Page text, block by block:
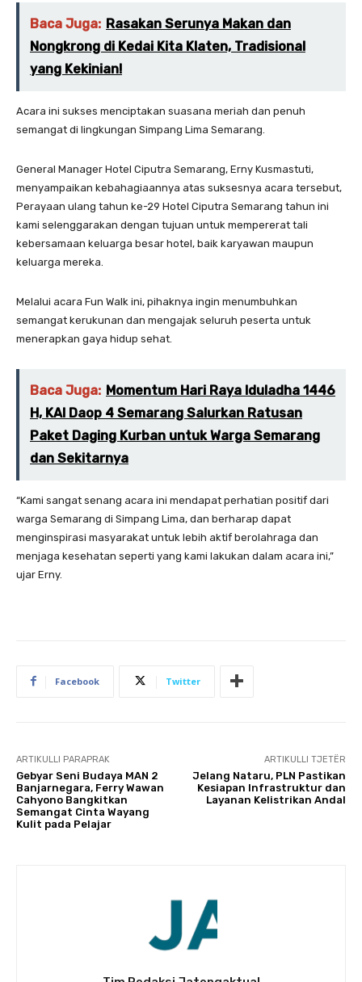
Baca Juga: Rasakan Serunya Makan dan
Nongkrong di Kedai Kita Klaten, Tradisional
yang Kekinian!
Acara ini sukses menciptakan suasana meriah dan penuh
semangat di lingkungan Simpang Lima Semarang.
General Manager Hotel Ciputra Semarang, Erny Kusmastuti,
menyampaikan kebahagiaannya atas suksesnya acara tersebut,
Perayaan ulang tahun ke-29 Hotel Ciputra Semarang tahun ini
kami selenggarakan dengan tujuan untuk mempererat tali
kebersamaan keluarga besar hotel, baik karyawan maupun
keluarga mereka.
Melalui acara Fun Walk ini, pihaknya ingin menumbuhkan
semangat kerukunan dan mengajak seluruh peserta untuk
menerapkan gaya hidup sehat.
Baca Juga: Momentum Hari Raya Iduladha 1446
H, KAI Daop 4 Semarang Salurkan Ratusan
Paket Daging Kurban untuk Warga Semarang
dan Sekitarnya
“Kami sangat senang acara ini mendapat perhatian positif dari
warga Semarang di Simpang Lima, dan berharap dapat
menginspirasi masyarakat untuk lebih aktif berolahraga dan
menjaga kesehatan seperti yang kami lakukan dalam acara ini,”
ujar Erny.
Facebook Twitter
ARTIKULLI PARAPRAK
Gebyar Seni Budaya MAN 2
Banjarnegara, Ferry Wawan
Cahyono Bangkitkan
Semangat Cinta Wayang
Kulit pada Pelajar
ARTIKULLI TJETËR
Jelang Nataru, PLN Pastikan
Kesiapan Infrastruktur dan
Layanan Kelistrikan Andal